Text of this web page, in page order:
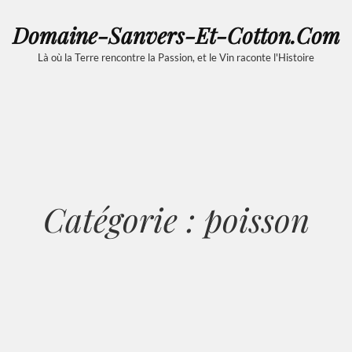
Domaine-Sanvers-Et-Cotton.com
Là où la Terre rencontre la Passion, et le Vin raconte l'Histoire
Catégorie : poisson